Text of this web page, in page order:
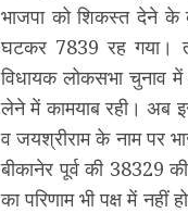
भाजपा को शिकस्त देने के
घटकर 7839 रह गया।
विधायक लोकसभा चुनाव
लेने में कामयाब रही। अब
व जयश्रीराम के नाम पर
बीकानेर पूर्व की 38329
का परिणाम भी पक्ष में नहीं